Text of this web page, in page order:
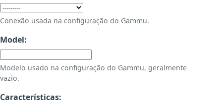
Conexão usada na configuração do Gammu.
Model:
Modelo usado na configuração do Gammu, geralmente
vazio.
Características: